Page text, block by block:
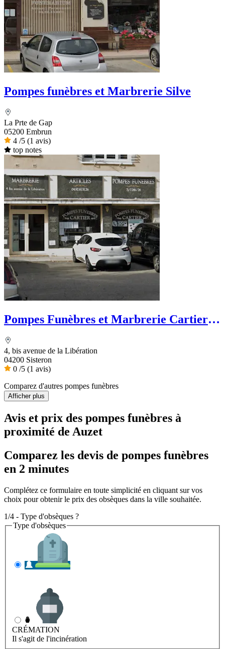
Pompes funèbres et Marbrerie Silve
La Prte de Gap
05200 Embrun
4 /5 (1 avis)
top notes
Pompes Funèbres et Marbrerie Cartier -
4, bis avenue de la Libération
04200 Sisteron
0 /5 (1 avis)
Comparez d'autres pompes funèbres
Afficher plus
Avis et prix des pompes funèbres à
proximité de Auzet
Comparez les devis de pompes funèbres
en 2 minutes
Complétez ce formulaire en toute simplicité en cliquant sur vos
choix pour obtenir le prix des obsèques dans la ville souhaitée.
1/4 - Type d'obsèques ?
Type d'obsèques
CRÉMATION
Il s'agit de l'incinération